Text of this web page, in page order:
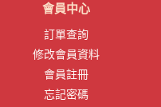
會員中心
訂單查詢
修改會員資料
會員註冊
忘記密碼